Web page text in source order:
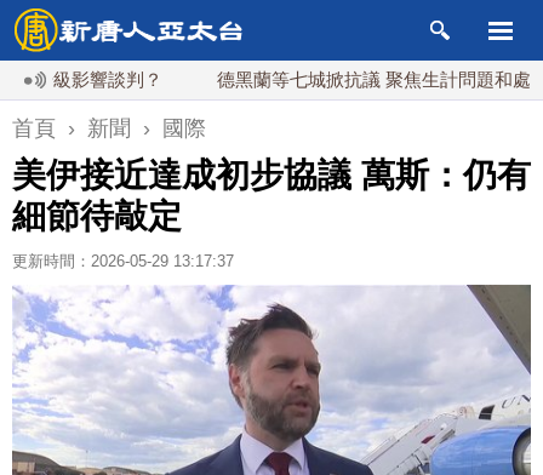
影響談判？ 德黑蘭等七城掀抗議 聚焦生計問題和處決事件
首頁 › 新聞 › 國際
美伊接近達成初步協議 萬斯：仍有
細節待敲定
更新時間：2026-05-29 13:17:37